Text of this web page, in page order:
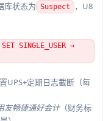
库状态为 Suspect
，U8
SET SINGLE_USER →
UPS+定期日志截断（每
友畅捷通好会计（财务标